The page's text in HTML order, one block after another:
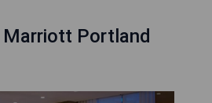
Portland